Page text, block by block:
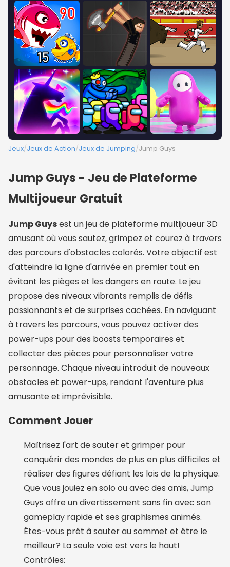
Jeux/Jeux de Action/Jeux de Jumping/Jump Guys
Jump Guys - Jeu de Plateforme
Multijoueur Gratuit
Jump Guysest un jeu de plateforme multijoueur 3D
amusant où vous sautez, grimpez et courez à travers
des parcours d'obstacles colorés. Votre objectif est
d'atteindre la ligne d'arrivée en premier tout en
évitant les pièges et les dangers en route. Le jeu
propose des niveaux vibrants remplis de défis
passionnants et de surprises cachées. En naviguant
à travers les parcours, vous pouvez activer des
power-ups pour des boosts temporaires et
collecter des pièces pour personnaliser votre
personnage. Chaque niveau introduit de nouveaux
obstacles et power-ups, rendant l'aventure plus
amusante et imprévisible.
Comment Jouer
Maîtrisez l'art de sauter et grimper pour
conquérir des mondes de plus en plus difficiles et
réaliser des figures défiant les lois de la physique.
Que vous jouiez en solo ou avec des amis, Jump
Guys offre un divertissement sans fin avec son
gameplay rapide et ses graphismes animés.
Êtes-vous prêt à sauter au sommet et être le
meilleur? La seule voie est vers le haut!
Contrôles: